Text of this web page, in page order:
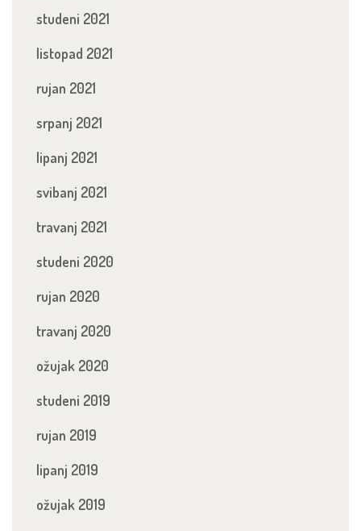
studeni 2021
listopad 2021
rujan 2021
srpanj 2021
lipanj 2021
svibanj 2021
travanj 2021
studeni 2020
rujan 2020
travanj 2020
ožujak 2020
studeni 2019
rujan 2019
lipanj 2019
ožujak 2019